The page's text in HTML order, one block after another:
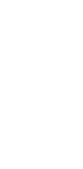
ik voor
in